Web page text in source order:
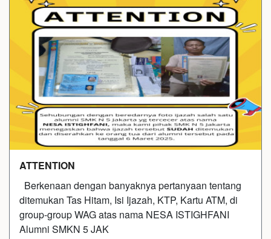
ATTENTION
Berkenaan dengan banyaknya pertanyaan tentang
ditemukan Tas Hitam, Isi Ijazah, KTP, Kartu ATM, di
group-group WAG atas nama NESA ISTIGHFANI
Alumni SMKN 5 JAK